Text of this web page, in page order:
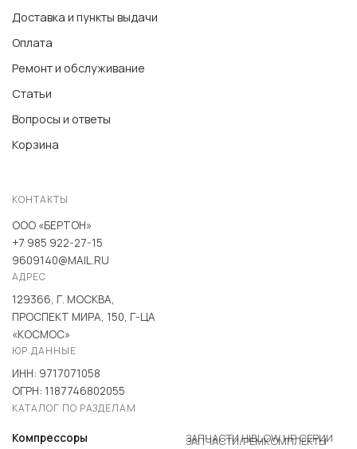
Доставка и пункты выдачи
Оплата
Ремонт и обслуживание
Статьи
Вопросы и ответы
Корзина
КОНТАКТЫ
ООО «БЕРТОН»
+7 985 922-27-15
9609140@MAIL.RU
АДРЕС
129366, Г. МОСКВА,
ПРОСПЕКТ МИРА, 150, Г-ЦА
«КОСМОС»
ЮР.ДАННЫЕ
ИНН: 9717071058
ОГРН: 1187746802055
КАТАЛОГ ПО РАЗДЕЛАМ
Компрессоры ЗАПЧАСТИ HIBLOW HP СЕРИИ
ЗАПЧАСТИ/РЕМКОМПЛЕКТЫ